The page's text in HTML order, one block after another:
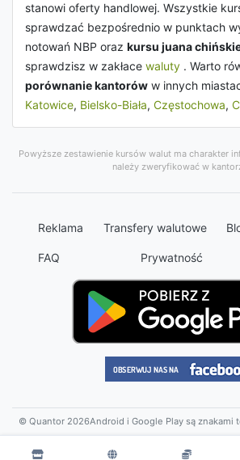
stanowi oferty handlowej. Wszystkie
sprawdzać bezpośrednio w punktach
notowań NBP oraz kursu juana
sprawdzisz w zakłace waluty . Warto
porównanie kantorów w innych
Katowice, Bielsko-Biała, Częstochowa,
Powyższe zestawienie kursów walut ma charakter
należy zweryfikować w
Reklama Transfery walutowe
FAQ Prywatność
© Quantor 2026Android i Google Play są znakami